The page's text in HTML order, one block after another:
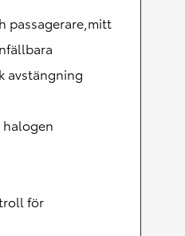
passagerare,mitt
avstängning
halogen
för